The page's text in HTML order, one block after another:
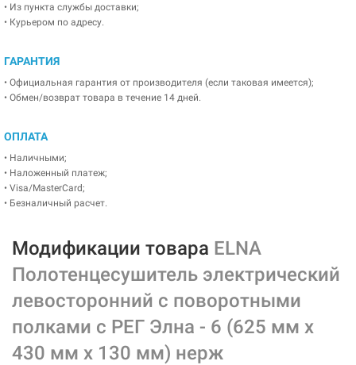
• Из пункта службы доставки;
• Курьером по адресу.
ГАРАНТИЯ
• Официальная гарантия от производителя (если таковая имеется);
• Обмен/возврат товара в течение 14 дней.
ОПЛАТА
• Наличными;
• Наложенный платеж;
• Visa/MasterCard;
• Безналичный расчет.
Модификации товара ELNA
Полотенцесушитель электрический
левосторонний с поворотными
полками с РЕГ Элна - 6 (625 мм х
430 мм х 130 мм) нерж